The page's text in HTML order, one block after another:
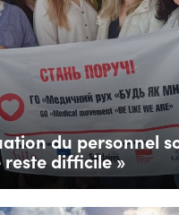
du personnel
reste difficile »